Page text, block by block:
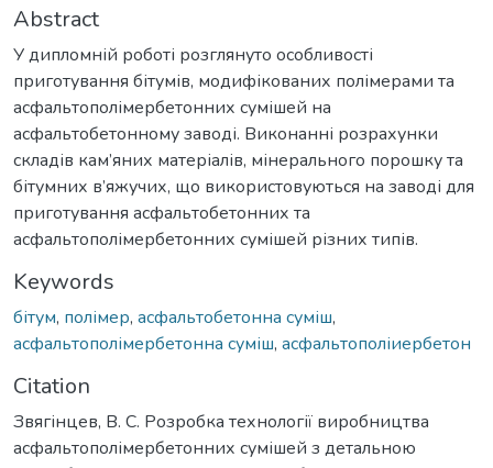
Abstract
У дипломній роботі розглянуто особливості
приготування бітумів, модифікованих полімерами та
асфальтополімербетонних сумішей на
асфальтобетонному заводі. Виконанні розрахунки
складів кам’яних матеріалів, мінерального порошку та
бітумних в’яжучих, що використовуються на заводі для
приготування асфальтобетонних та
асфальтополімербетонних сумішей різних типів.
Keywords
бітум, полімер, асфальтобетонна суміш,
асфальтополімербетонна суміш, асфальтополіиербетон
Citation
Звягінцев, В. С. Розробка технології виробництва
асфальтополімербетонних сумішей з детальною